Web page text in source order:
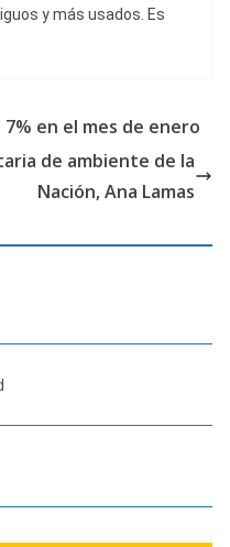
y más usados. Es
7% en el mes de enero
de ambiente de la
Nación, Ana Lamas